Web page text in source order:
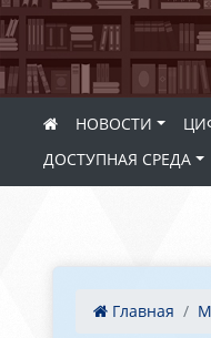
НОВОСТИ
ДОСТУПНАЯ СРЕДА
Главная